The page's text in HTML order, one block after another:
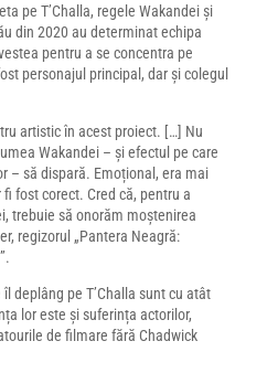
pe T’Challa, regele Wakandei și
din 2020 au determinat echipa
pentru a se concentra pe
personajul principal, dar și colegul
artistic în acest proiect. […] Nu
Wakandei – și efectul pe care
– să dispară. Emoțional, era mai
fost corect. Cred că, pentru a
trebuie să onorăm moștenirea
regizorul „Pantera Neagră:
deplâng pe T’Challa sunt cu atât
lor este și suferința actorilor,
de filmare fără Chadwick